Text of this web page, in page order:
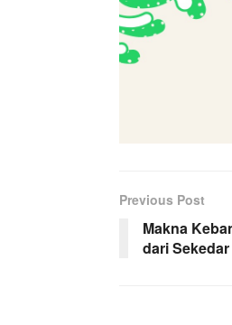
Previous Post
Makna
dari